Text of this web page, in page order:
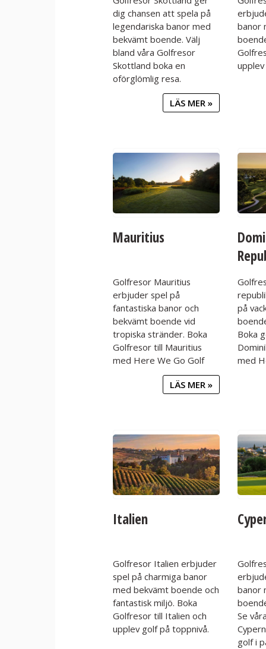
dig chansen att spela på
legendariska banor med
bekvämt boende. Välj
bland våra Golfresor
Skottland boka en
oförglömlig resa.
LÄS MER »
banor
Mauritius
Golfresor Mauritius
erbjuder spel på
fantastiska banor och
bekvämt boende vid
tropiska stränder. Boka
Golfresor till Mauritius
med Here We Go Golf
LÄS MER »
på
Boka
med
Italien
Golfresor Italien erbjuder
spel på charmiga banor
med bekvämt boende och
fantastisk miljö. Boka
Golfresor till Italien och
upplev golf på toppnivå.
banor
Se
golf i